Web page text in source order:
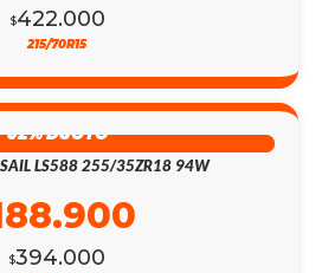
$422.000
215/70R15
52% DSCTO
LS588 255/35ZR18 94W
$394.000